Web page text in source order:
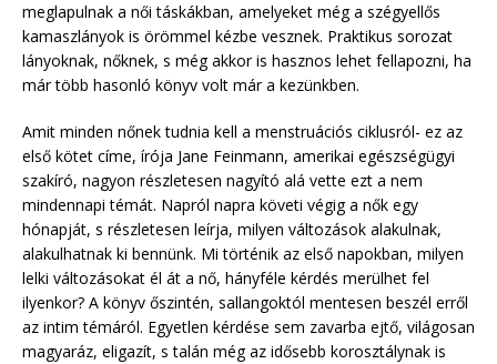
meglapulnak a női táskákban, amelyeket még a szégyellős
kamaszlányok is örömmel kézbe vesznek. Praktikus sorozat
lányoknak, nőknek, s még akkor is hasznos lehet fellapozni, ha
már több hasonló könyv volt már a kezünkben.
Amit minden nőnek tudnia kell a menstruációs ciklusról- ez az
első kötet címe, írója Jane Feinmann, amerikai egészségügyi
szakíró, nagyon részletesen nagyító alá vette ezt a nem
mindennapi témát. Napról napra követi végig a nők egy
hónapját, s részletesen leírja, milyen változások alakulnak,
alakulhatnak ki bennünk. Mi történik az első napokban, milyen
lelki változásokat él át a nő, hányféle kérdés merülhet fel
ilyenkor? A könyv őszintén, sallangoktól mentesen beszél erről
az intim témáról. Egyetlen kérdése sem zavarba ejtő, világosan
magyaráz, eligazít, s talán még az idősebb korosztálynak is